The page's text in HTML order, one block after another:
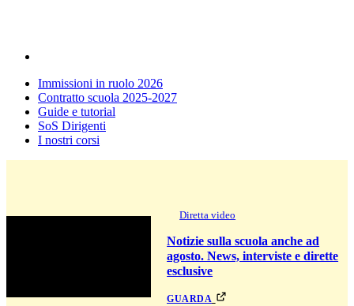
Immissioni in ruolo 2026
Contratto scuola 2025-2027
Guide e tutorial
SoS Dirigenti
I nostri corsi
Diretta video
Notizie sulla scuola anche ad
agosto. News, interviste e dirette
esclusive
guarda